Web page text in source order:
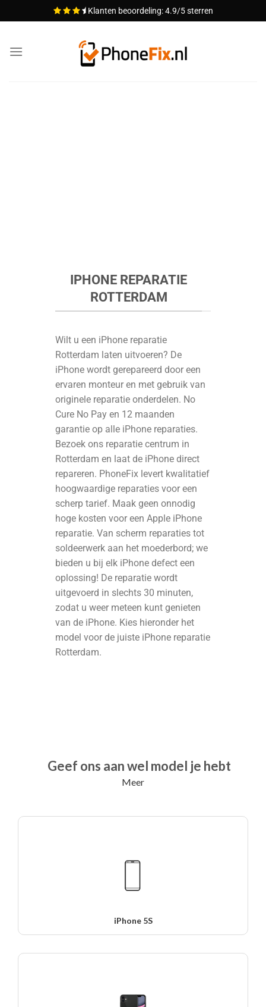
naar
Klanten beoordeling: 4.9/5 sterren
IPHONE REPARATIE
ROTTERDAM
Wilt u een iPhone reparatie
Rotterdam laten uitvoeren? De
iPhone wordt gerepareerd door een
ervaren monteur en met gebruik van
originele reparatie onderdelen. No
Cure No Pay en 12 maanden
garantie op alle iPhone reparaties.
Bezoek ons reparatie centrum in
Rotterdam en laat de iPhone direct
repareren. PhoneFix levert kwalitatief
hoogwaardige reparaties voor een
scherp tarief. Maak geen onnodig
hoge kosten voor een Apple iPhone
reparatie. Van scherm reparaties tot
soldeerwerk aan het moederbord; we
bieden u bij elk iPhone defect een
oplossing! De reparatie wordt
uitgevoerd in slechts 30 minuten,
zodat u weer meteen kunt genieten
van de iPhone. Kies hieronder het
model voor de juiste iPhone reparatie
Rotterdam.
Geef ons aan wel model je hebt
Meer
iPhone 5S